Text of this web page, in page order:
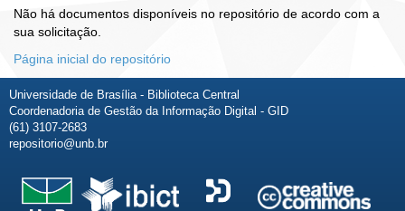
Não há documentos disponíveis no repositório de acordo com a
sua solicitação.
Página inicial do repositório
Universidade de Brasília - Biblioteca Central
Coordenadoria de Gestão da Informação Digital - GID
(61) 3107-2683
repositorio@unb.br